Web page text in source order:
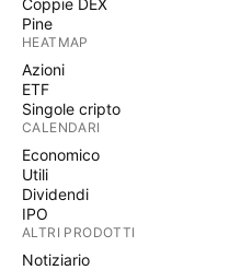
Coppie DEX
Pine
HEATMAP
Azioni
ETF
Singole cripto
CALENDARI
Economico
Utili
Dividendi
IPO
ALTRI PRODOTTI
Notiziario